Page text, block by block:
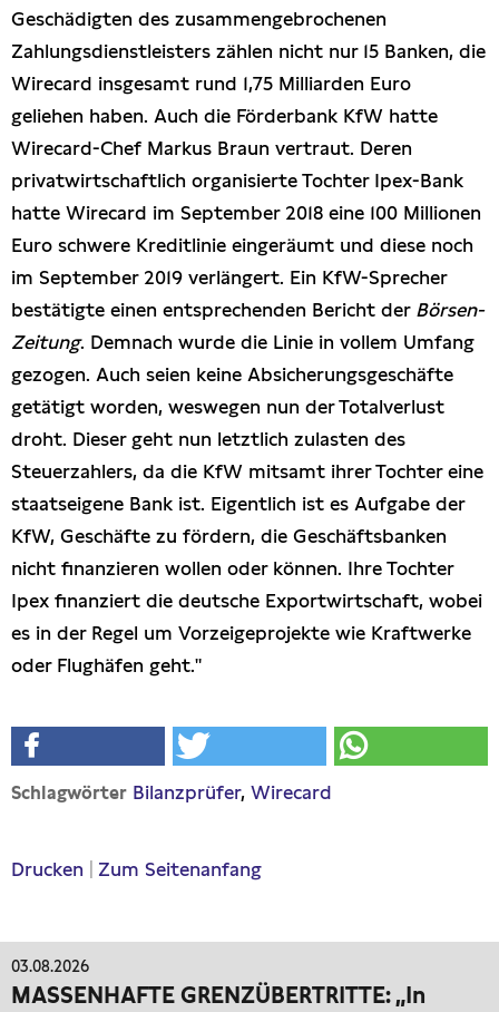
Geschädigten des zusammengebrochenen
Zahlungsdienstleisters zählen nicht nur 15 Banken, die
Wirecard insgesamt rund 1,75 Milliarden Euro
geliehen haben. Auch die Förderbank KfW hatte
Wirecard-Chef Markus Braun vertraut. Deren
privatwirtschaftlich organisierte Tochter Ipex-Bank
hatte Wirecard im September 2018 eine 100 Millionen
Euro schwere Kreditlinie eingeräumt und diese noch
im September 2019 verlängert. Ein KfW-Sprecher
bestätigte einen entsprechenden Bericht der Börsen-
Zeitung. Demnach wurde die Linie in vollem Umfang
gezogen. Auch seien keine Absicherungsgeschäfte
getätigt worden, weswegen nun der Totalverlust
droht. Dieser geht nun letztlich zulasten des
Steuerzahlers, da die KfW mitsamt ihrer Tochter eine
staatseigene Bank ist. Eigentlich ist es Aufgabe der
KfW, Geschäfte zu fördern, die Geschäftsbanken
nicht finanzieren wollen oder können. Ihre Tochter
Ipex finanziert die deutsche Exportwirtschaft, wobei
es in der Regel um Vorzeigeprojekte wie Kraftwerke
oder Flughäfen geht."
Schlagwörter Bilanzprüfer Wirecard
Drucken Zum Seitenanfang
03.08.2026
MASSENHAFTE GRENZÜBERTRITTE: „In